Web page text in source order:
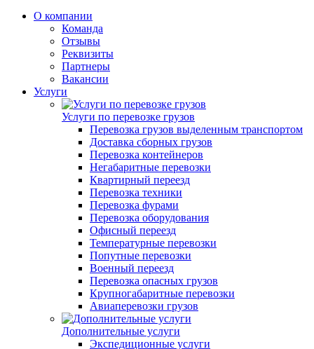
О компании
Команда
Отзывы
Реквизиты
Партнеры
Вакансии
Услуги
Услуги по перевозке грузов
Перевозка грузов выделенным транспортом
Доставка сборных грузов
Перевозка контейнеров
Негабаритные перевозки
Квартирный переезд
Перевозка техники
Перевозка фурами
Перевозка оборудования
Офисный переезд
Температурные перевозки
Попутные перевозки
Военный переезд
Перевозка опасных грузов
Крупногабаритные перевозки
Авиаперевозки грузов
Дополнительные услуги
Экспедиционные услуги